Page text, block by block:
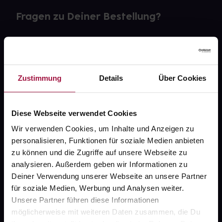
Zustimmung Details Über Cookies
Diese Webseite verwendet Cookies
Wir verwenden Cookies, um Inhalte und Anzeigen zu
personalisieren, Funktionen für soziale Medien anbieten
zu können und die Zugriffe auf unsere Webseite zu
analysieren. Außerdem geben wir Informationen zu
Deiner Verwendung unserer Webseite an unsere Partner
für soziale Medien, Werbung und Analysen weiter.
Unsere Partner führen diese Informationen
möglicherweise mit weiteren Daten zusammen, die Du
Fragen zu Deiner Bestellung?
FAQ
Widerrufsformular
gesund.de
Über uns
Karriere
Newsletter
Barrierefreiheitserklärung